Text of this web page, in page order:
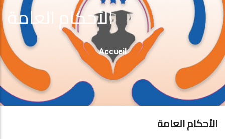
الأحكام العامة
Fil
D'Ariane
Accueil
الأحكام العامة